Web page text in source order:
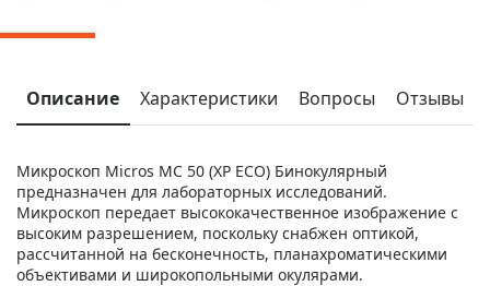
Описание Характеристики Вопросы Отзывы
Микроскоп Micros МС 50 (XP ECO) Бинокулярный
предназначен для лабораторных исследований.
Микроскоп передает высококачественное изображение с
высоким разрешением, поскольку снабжен оптикой,
рассчитанной на бесконечность, планахроматическими
объективами и широкопольными окулярами.